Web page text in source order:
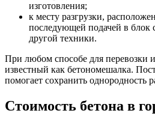
изготовления;
к месту разгрузки,
последующей подачей в блок
другой техники.
При любом способе для перевозки
известный как бетономешалка.
помогает сохранить однородность
Стоимость бетона в